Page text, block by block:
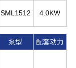
SML1512 4.0KW
泵型 配套动力